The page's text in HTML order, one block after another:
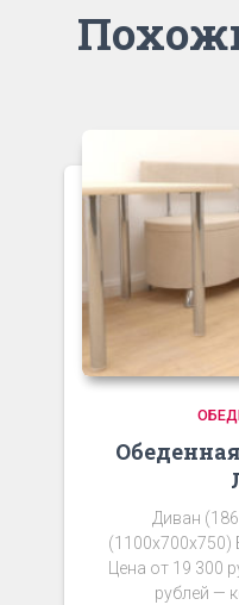
Диван
(1100х700х750)
Цена от 19 300
рублей —